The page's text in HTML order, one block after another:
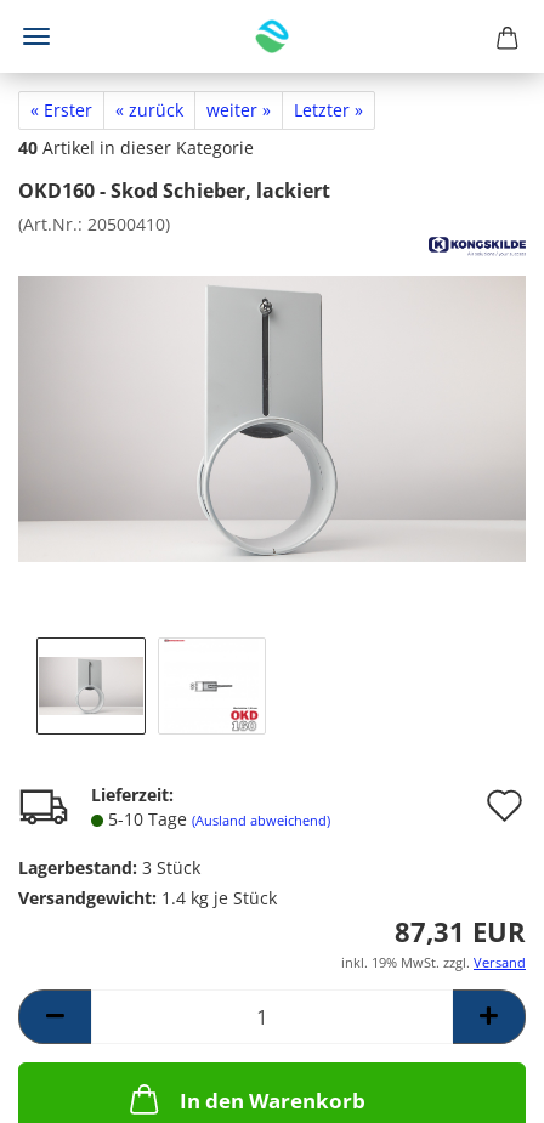
« Erster « zurück weiter »
Letzter »
40 Artikel in dieser Kategorie
OKD160 - Skod Schieber, lackiert
(Art.Nr.: 20500410)
Lieferzeit:
5-10 Tage (Ausland abweichend)
Lagerbestand: 3 Stück
Versandgewicht: 1.4 kg je Stück
87,31 EUR
inkl. 19% MwSt. zzgl. Versand
In den Warenkorb